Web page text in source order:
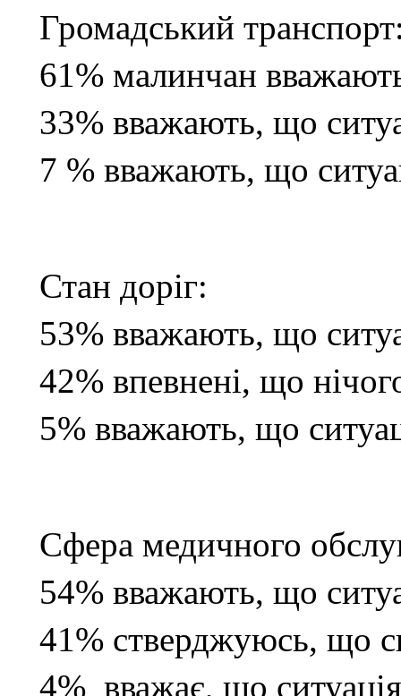
Громадський
61% малинчан
33% вважають, що
7 % вважають, що
Стан доріг:
53% вважають, що
42% впевнені, що
5% вважають, що
Сфера медичного
54% вважають, що
41% стверджуюсь, що
4% вважає, що